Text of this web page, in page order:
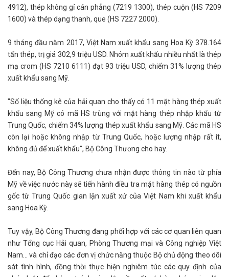
4912), thép không gỉ cán phẳng (7219 1300), thép cuộn (HS 7209
1600) và thép dạng thanh, que (HS 7227 2000).
9 tháng đầu năm 2017, Việt Nam xuất khẩu sang Hoa Kỳ 378.164
tấn thép, trị giá 302,9 triệu USD. Nhóm xuất khẩu nhiều nhất là thép
mạ crom (HS 7210 6111) đạt 93 triệu USD, chiếm 31% lượng thép
xuất khẩu sang Mỹ.
"Số liệu thống kê của hải quan cho thấy có 11 mặt hàng thép xuất
khẩu sang Mỹ có mã HS trùng với mặt hàng thép nhập khẩu từ
Trung Quốc, chiếm 34% lượng thép xuất khẩu sang Mỹ. Các mã HS
còn lại hoặc không nhập từ Trung Quốc, hoặc lượng nhập rất ít,
không đủ để xuất khẩu", Bộ Công Thương cho hay.
Đến nay, Bộ Công Thương chưa nhận được thông tin nào từ phía
Mỹ về việc nước này sẽ tiến hành điều tra mặt hàng thép có nguồn
gốc từ Trung Quốc gian lận xuất xứ của Việt Nam khi xuất khẩu
sang Hoa Kỳ.
Tuy vậy, Bộ Công Thương đang phối hợp với các cơ quan liên quan
như Tổng cục Hải quan, Phòng Thương mại và Công nghiệp Việt
Nam... và chỉ đạo các đơn vị chức năng thuộc Bộ chủ động theo dõi
sát tình hình, đồng thời thực hiện nghiêm túc các quy định của